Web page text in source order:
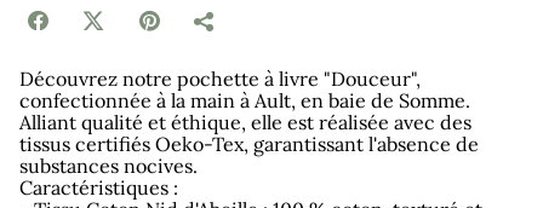
Découvrez notre pochette à livre "Douceur",
confectionnée à la main à Ault, en baie de Somme.
Alliant qualité et éthique, elle est réalisée avec des
tissus certifiés Oeko-Tex, garantissant l'absence de
substances nocives.
Caractéristiques :